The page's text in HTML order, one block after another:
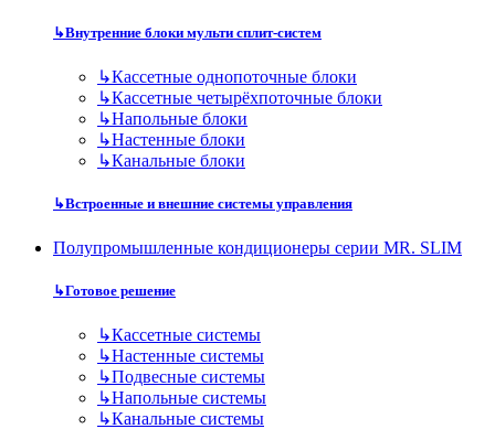
↳Внутренние блоки мульти сплит-систем
↳Кассетные однопоточные блоки
↳Кассетные четырёхпоточные блоки
↳Напольные блоки
↳Настенные блоки
↳Канальные блоки
↳Встроенные и внешние системы управления
Полупромышленные кондиционеры серии MR. SLIM
↳Готовое решение
↳Кассетные системы
↳Настенные системы
↳Подвесные системы
↳Напольные системы
↳Канальные системы